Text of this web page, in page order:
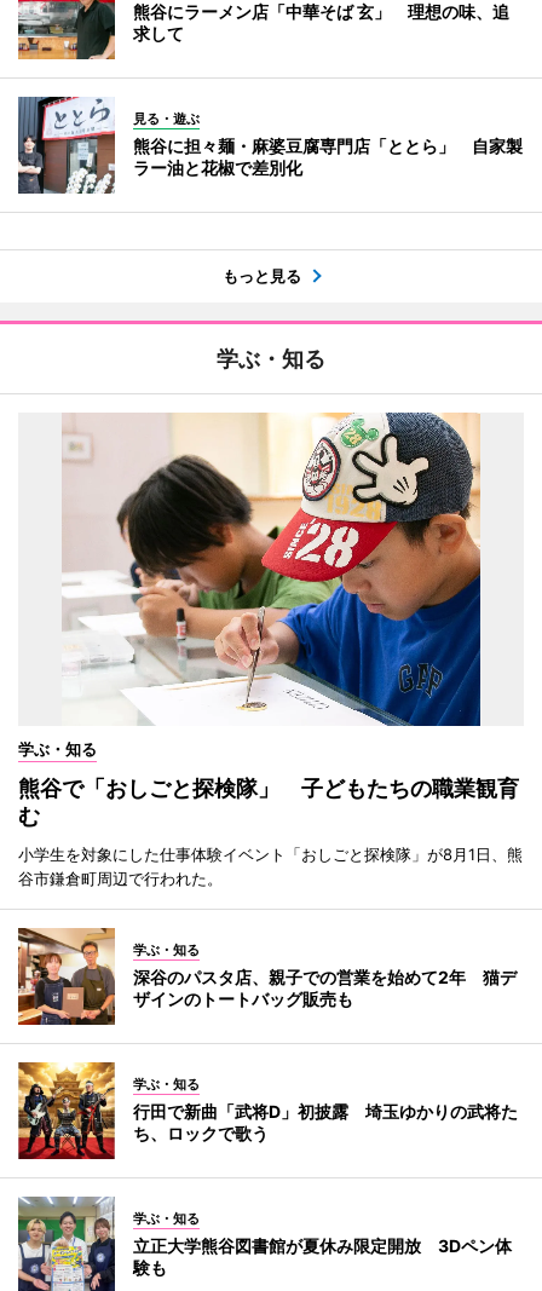
熊谷にラーメン店「中華そば 玄」 理想の味、追
求して
見る・遊ぶ
熊谷に担々麺・麻婆豆腐専門店「ととら」 自家製
ラー油と花椒で差別化
もっと見る
学ぶ・知る
学ぶ・知る
熊谷で「おしごと探検隊」 子どもたちの職業観育
む
小学生を対象にした仕事体験イベント「おしごと探検隊」が8月1日、熊
谷市鎌倉町周辺で行われた。
学ぶ・知る
深谷のパスタ店、親子での営業を始めて2年 猫デ
ザインのトートバッグ販売も
学ぶ・知る
行田で新曲「武将D」初披露 埼玉ゆかりの武将た
ち、ロックで歌う
学ぶ・知る
立正大学熊谷図書館が夏休み限定開放 3Dペン体
験も